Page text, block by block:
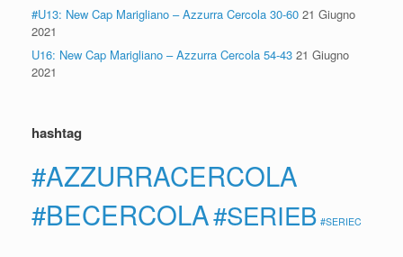
#U13: New Cap Marigliano – Azzurra Cercola 30-60 21 Giugno
2021
U16: New Cap Marigliano – Azzurra Cercola 54-43 21 Giugno
2021
hashtag
#AZZURRACERCOLA
#BECERCOLA#SERIEB #SERIEC